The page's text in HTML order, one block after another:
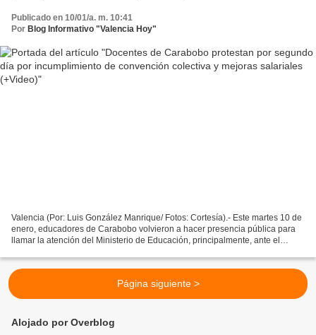
Publicado en 10/01/a. m. 10:41
Por Blog Informativo "Valencia Hoy"
Valencia (Por: Luis González Manrique/ Fotos: Cortesía).- Este martes 10 de
enero, educadores de Carabobo volvieron a hacer presencia pública para
llamar la atención del Ministerio de Educación, principalmente, ante el
Página siguiente >
Alojado por Overblog